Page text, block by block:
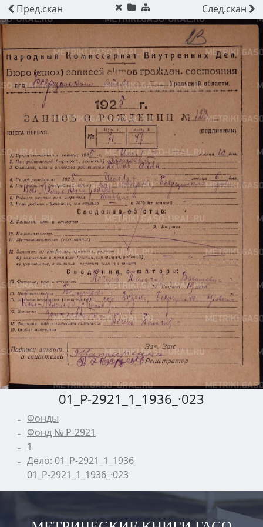
Пред.скан След.скан
01_Р-2921_1_1936_·023
Фонды
Фонд № Р-2921
1
Дело: 01_Р-2921_1_1936
01_Р-2921_1_1936_·023